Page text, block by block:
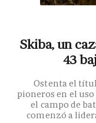
Skiba, un
43
Ostenta el
pioneros en el
el campo de
comenzó a